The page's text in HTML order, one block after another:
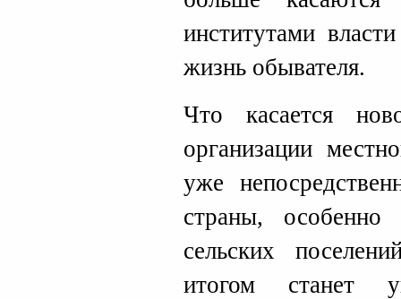
институтами
жизнь обывателя.
Что касается
организации
уже
страны, особенно
сельских
итогом станет